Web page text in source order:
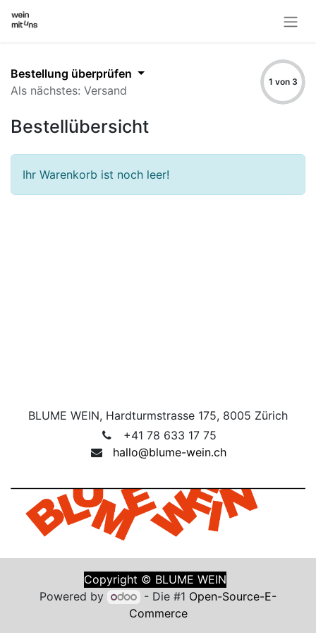
Bestellung überprüfen
Als nächstes: Versand
1 von 3
Bestellübersicht
Ihr Warenkorb ist noch leer!
BLUME WEIN, Hardturmstrasse 175, 8005 Zürich
+41 78 633 17 75
hallo@blume-wein.ch
Copyright © BLUME WEIN
Powered by
- Die #1 Open-Source-E-
Commerce